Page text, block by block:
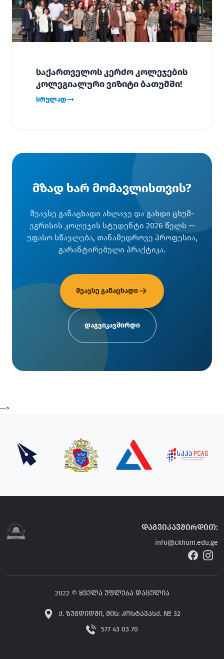
საქართველოს კერძო კოლეჯების
კოლეგიალური ვიზიტი ბათუმში!
სრულად
მზად ხარ მომავლისთვის?
შეავსე განაცხადი ახლავე და გახდი ცხუმ-
ეგრისის კოლეჯის სტუდენტი 2026 წელს —
უფასო სწავლება, თანამედროვე პროფესია,
გარანტირებული პრაქტიკა.
შეავსე განაცხადი
დაგვიკავშირდი
-->
დაგვიკავშირდით:
info@ckhum.edu.ge
2022 © ყველა უფლება დაცულია
ქ. ზუგდიდში, მის: კოსტავასქ. № 32
577 43 03 70